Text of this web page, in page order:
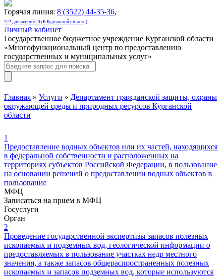
Горячая линия: 8 (3522) 44-35-36,
122 добавочный 0 (В Курганской области)
Личный кабинет
Государственное бюджетное учреждение Курганской области
«Многофункциональный центр по предоставлению
государственных и муниципальных услуг»
Главная » Услуги » Департамент гражданской защиты, охраны
окружающей среды и природных ресурсов Курганской
области
1
Предоставление водных объектов или их частей, находящихся
в федеральной собственности и расположенных на
территориях субъектов Российской Федерации, в пользование
на основании решений о предоставлении водных объектов в
пользование
МФЦ
Записаться на прием в МФЦ
Госуслуги
Орган
2
Проведение государственной экспертизы запасов полезных
ископаемых и подземных вод, геологической информации о
предоставляемых в пользование участках недр местного
значения, а также запасов общераспространенных полезных
ископаемых и запасов подземных вод, которые используются